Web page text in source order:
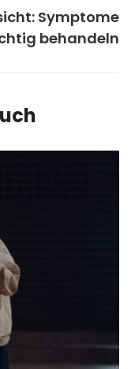
Symptome
behandeln